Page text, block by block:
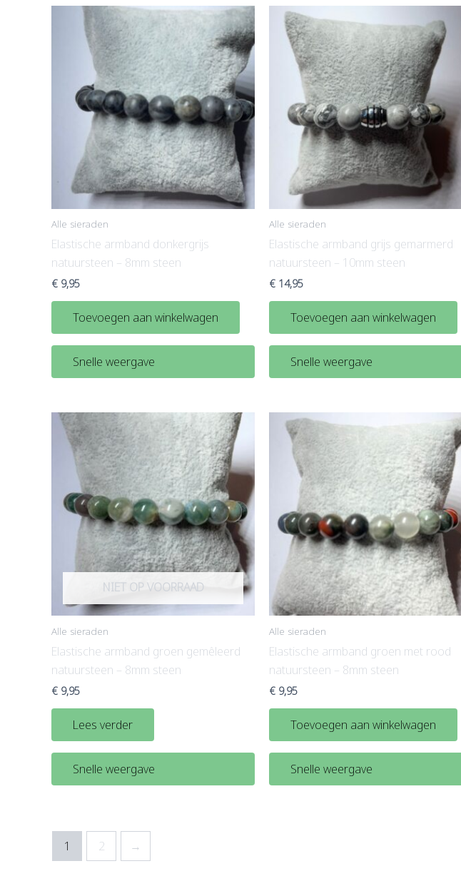
Alle sieraden
Elastische armband donkergrijs
natuursteen – 8mm steen
€ 9,95
Toevoegen aan winkelwagen
Snelle weergave
Alle sieraden
Elastische armband grijs gemarmerd
natuursteen – 10mm steen
€ 14,95
Toevoegen aan winkelwagen
Snelle weergave
NIET OP VOORRAAD
Alle sieraden
Elastische armband groen gemêleerd
natuursteen – 8mm steen
€ 9,95
Lees verder
Snelle weergave
Alle sieraden
Elastische armband groen met rood
natuursteen – 8mm steen
€ 9,95
Toevoegen aan winkelwagen
Snelle weergave
1 2 →